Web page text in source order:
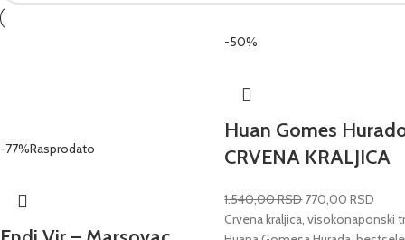
-77%Rasprodato
-50%
Huan Gomes
CRVENA KRALJICA
1.540,00RSD 770,00RSD
Crvena kraljica, visokonaponski